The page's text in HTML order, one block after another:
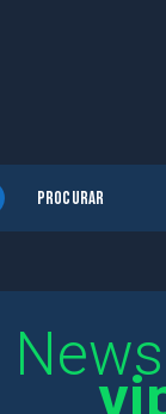
Procurar
News